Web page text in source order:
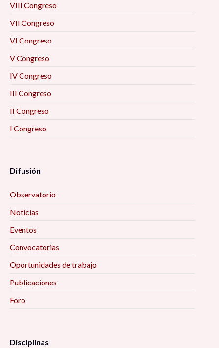
VIII Congreso
VII Congreso
VI Congreso
V Congreso
IV Congreso
III Congreso
II Congreso
I Congreso
Difusión
Observatorio
Noticias
Eventos
Convocatorias
Oportunidades de trabajo
Publicaciones
Foro
Disciplinas